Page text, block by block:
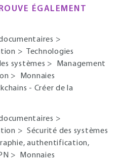
ÉGALEMENT
>
>
Technologies
systèmes >
Management
>
Monnaies
- Créer de la
>
> Sécurité des systèmes
authentification,
>
Monnaies